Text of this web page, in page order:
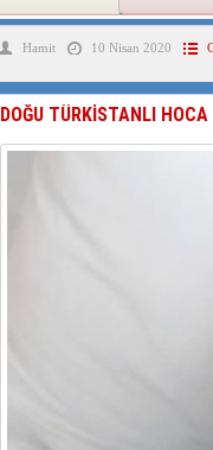
SAADET
İŞGALCİ
Uygurlarda Düğün ve Cenaze
Hamit 10 Nisan 2020
DOĞU TÜRKİSTANLI